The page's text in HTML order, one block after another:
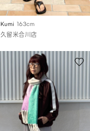
Kumi 163cm
久留米合川店